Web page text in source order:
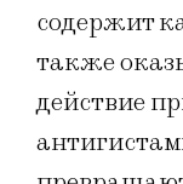
содержит
также
действие